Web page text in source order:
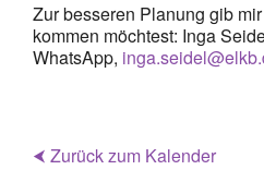
Zur besseren Planung gib
kommen möchtest: Inga
WhatsApp,
⮜ Zurück zum Kalender